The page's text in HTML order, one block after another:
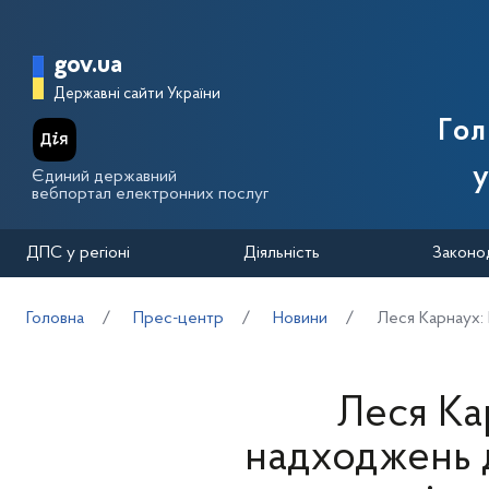
Головна сторінка Державної
gov.ua
Державні сайти України
Єдиний державний
вебпортал електронних послуг
ДПС у регіоні Діяльність
Головна Прес-центр Новини Леся Карнаух:
Леся
надходжень